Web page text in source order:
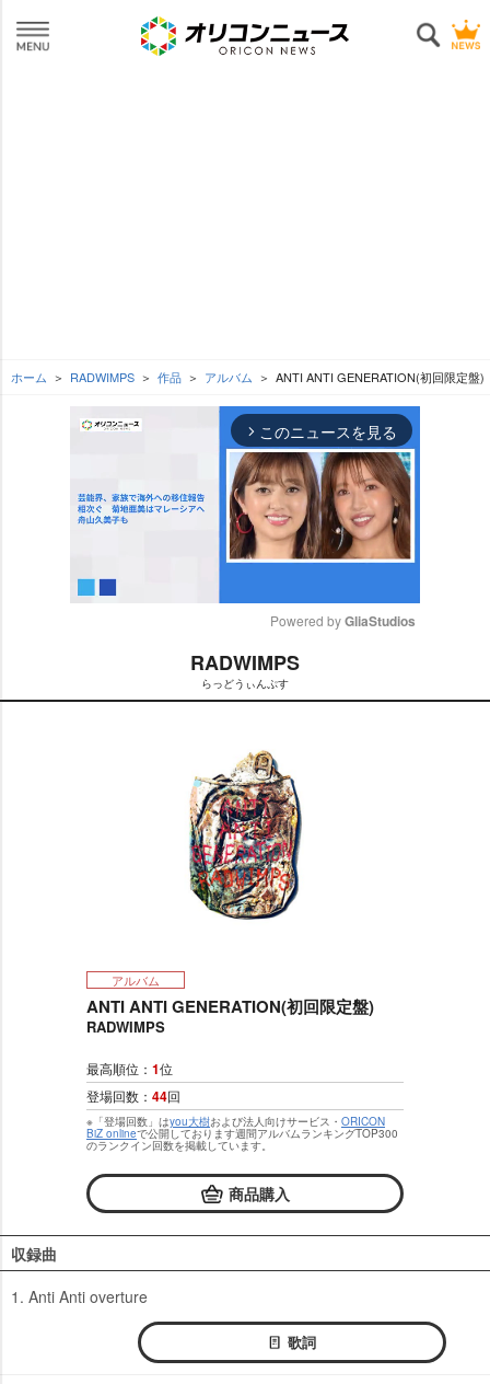
ホーム RADWIMPS 作品 アルバム ANTI ANTI GENERATION(初回限定盤)
arrow_forward_ios このニュースを見る
t
Powered by GliaStudios
RADWIMPS
らっどうぃんぷす
アルバム
ANTI ANTI GENERATION(初回限定盤)
RADWIMPS
最高順位： 1位
登場回数： 44回
※「登場回数」はyou大樹および法人向けサービス・ ORICON
BiZ onlineで公開しております週間アルバムランキングTOP300
のランクイン回数を掲載しています。
商品購入
収録曲
1. Anti Anti overture
歌詞